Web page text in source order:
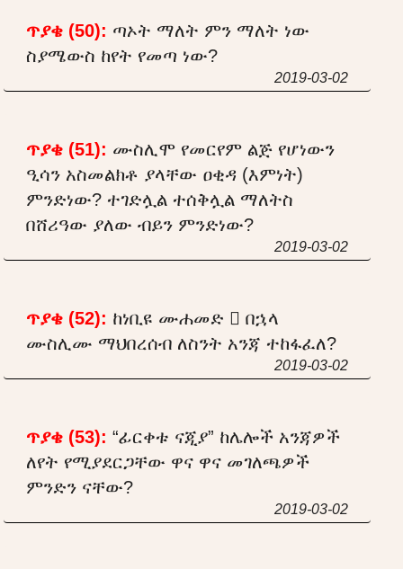
ጥያቄ (50): ጣኦት ማለት ምን ማለት ነው
ስያሜውስ ከየት የመጣ ነው?
2019-03-02
ጥያቄ (51): ሙስሊሞ የመርየም ልጅ የሆነውን
ዒሳን አስመልክቶ ያላቸው ዐቂዳ (እምነት)
ምንድነው? ተገድሏል ተሰቅሏል ማለትስ
በሸሪዓው ያለው ብይን ምንድነው?
2019-03-02
ጥያቄ (52): ከነቢዩ ሙሐመድ  በኋላ
ሙስሊሙ ማህበረሰብ ለስንት አንጃ ተከፋፈለ?
2019-03-02
ጥያቄ (53): “ፊርቀቱ ናጂያ” ከሌሎች አንጃዎች
ለየት የሚያደርጋቸው ዋና ዋና መገለጫዎች
ምንድን ናቸው?
2019-03-02